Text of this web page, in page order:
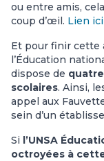
ou entre amis,
coup d’œil. Lien ici
Et pour finir cette
l’Éducation
dispose de
scolaires. Ainsi,
appel aux
sein d’un
Si l’UNSA
octroyées à